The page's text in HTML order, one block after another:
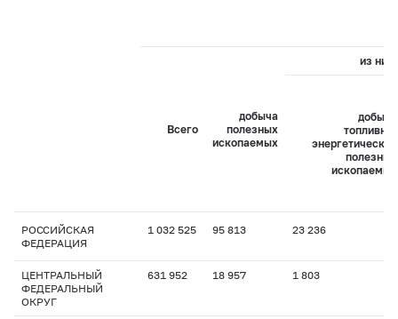
Всего
добыча
полезных
ископаемых
из них:
добыча
топливно-
энергетических
полезных
ископаемых
РОССИЙСКАЯ
ФЕДЕРАЦИЯ
1 032 525 95 813 23 236
ЦЕНТРАЛЬНЫЙ
ФЕДЕРАЛЬНЫЙ
ОКРУГ
631 952 18 957 1 803